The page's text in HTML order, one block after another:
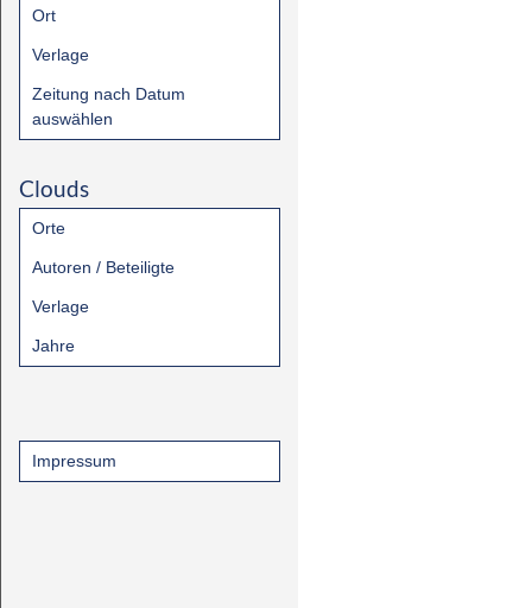
Ort
Verlage
Zeitung nach Datum
auswählen
Clouds
Orte
Autoren / Beteiligte
Verlage
Jahre
Impressum